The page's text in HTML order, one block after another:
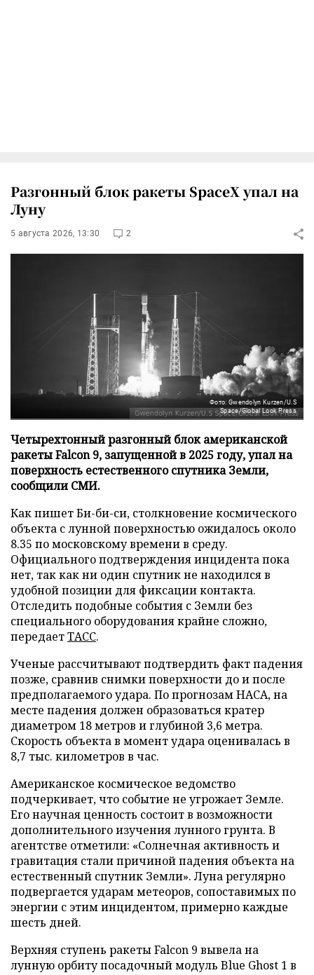
Разгонный блок ракеты SpaceX упал на
Луну
5 августа 2026, 13:30 2
Фото: Gwendolyn Kurzen/U.S
Space/Global Look Press
Четырехтонный разгонный блок американской
ракеты Falcon 9, запущенной в 2025 году, упал на
поверхность естественного спутника Земли,
сообщили СМИ.
Как пишет Би-би-си, столкновение космического
объекта с лунной поверхностью ожидалось около
8.35 по московскому времени в среду.
Официального подтверждения инцидента пока
нет, так как ни один спутник не находился в
удобной позиции для фиксации контакта.
Отследить подобные события с Земли без
специального оборудования крайне сложно,
передаетТАСС.
Ученые рассчитывают подтвердить факт падения
позже, сравнив снимки поверхности до и после
предполагаемого удара. По прогнозам НАСА, на
месте падения должен образоваться кратер
диаметром 18 метров и глубиной 3,6 метра.
Скорость объекта в момент удара оценивалась в
8,7 тыс. километров в час.
Американское космическое ведомство
подчеркивает, что событие не угрожает Земле.
Его научная ценность состоит в возможности
дополнительного изучения лунного грунта. В
агентстве отметили: «Солнечная активность и
гравитация стали причиной падения объекта на
естественный спутник Земли». Луна регулярно
подвергается ударам метеоров, сопоставимых по
энергии с этим инцидентом, примерно каждые
шесть дней.
Верхняя ступень ракеты Falcon 9 вывела на
лунную орбиту посадочный модуль Blue Ghost 1 в